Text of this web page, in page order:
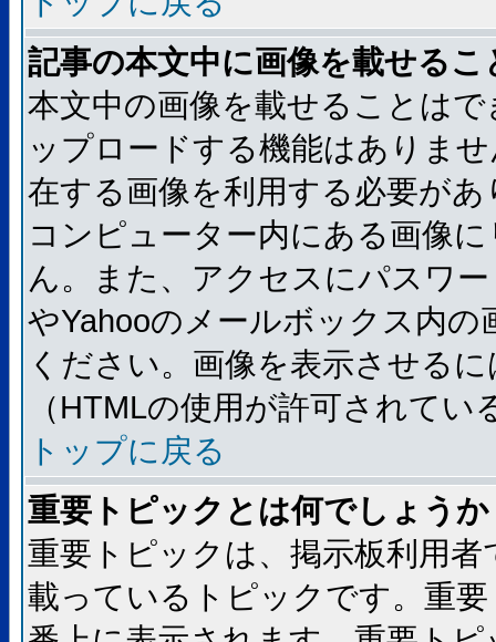
記事の本文中に画像を載せる
本文中の画像を載せることは
ップロードする機能はありま
在する画像を利用する必要が
コンピューター内にある画像
ん。また、アクセスにパスワ
やYahooのメールボックス内
ください。画像を表示させる
（HTMLの使用が許可されて
トップに戻る
重要トピックとは何でしょうか
重要トピックは、掲示板利用
載っているトピックです。重